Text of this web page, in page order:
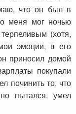
что он был в
меня мог ночью
(хотя,
эмоции, в его
приносил домой
покупали
починить то, что
пытался, умел